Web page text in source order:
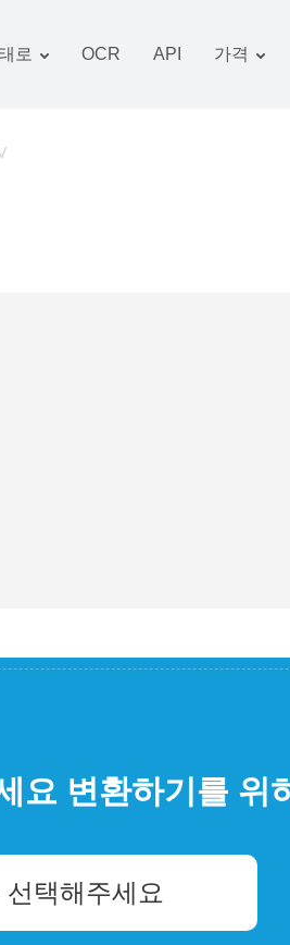
로
변환기
OCR API 가격
요 변환하기를 위
택해주세요